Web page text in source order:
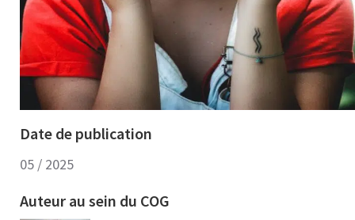
Date de publication
05 / 2025
Auteur au sein du COG